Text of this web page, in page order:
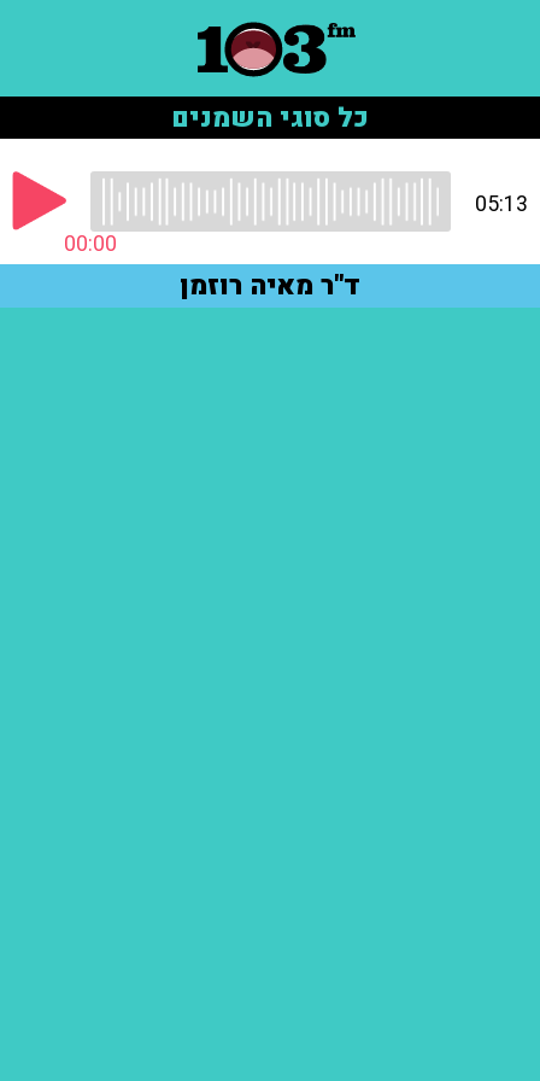
כל סוגי השמנים
00:00
05:13
ד"ר מאיה רוזמן